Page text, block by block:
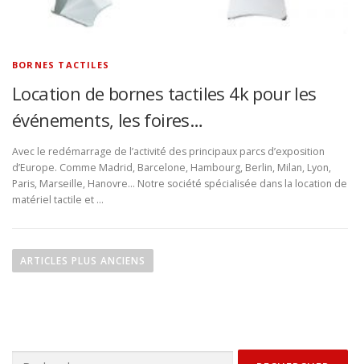
BORNES TACTILES
Location de bornes tactiles 4k pour les
événements, les foires…
Avec le redémarrage de l’activité des principaux parcs d’exposition
d’Europe. Comme Madrid, Barcelone, Hambourg, Berlin, Milan, Lyon,
Paris, Marseille, Hanovre… Notre société spécialisée dans la location de
matériel tactile et …
aARTICLES PLUS ANCIENS